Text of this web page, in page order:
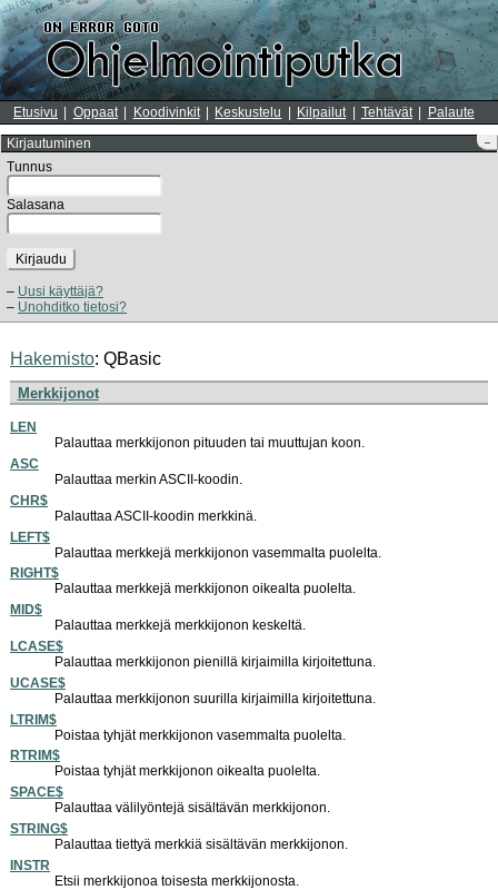
Etusivu Oppaat Koodivinkit Keskustelu Kilpailut Tehtävät Palaute
–
Kirjautuminen
Tunnus
Salasana
Kirjaudu
Uusi käyttäjä?
Unohditko tietosi?
Hakemisto: QBasic
Merkkijonot
LEN
Palauttaa merkkijonon pituuden tai muuttujan koon.
ASC
Palauttaa merkin ASCII-koodin.
CHR$
Palauttaa ASCII-koodin merkkinä.
LEFT$
Palauttaa merkkejä merkkijonon vasemmalta puolelta.
RIGHT$
Palauttaa merkkejä merkkijonon oikealta puolelta.
MID$
Palauttaa merkkejä merkkijonon keskeltä.
LCASE$
Palauttaa merkkijonon pienillä kirjaimilla kirjoitettuna.
UCASE$
Palauttaa merkkijonon suurilla kirjaimilla kirjoitettuna.
LTRIM$
Poistaa tyhjät merkkijonon vasemmalta puolelta.
RTRIM$
Poistaa tyhjät merkkijonon oikealta puolelta.
SPACE$
Palauttaa välilyöntejä sisältävän merkkijonon.
STRING$
Palauttaa tiettyä merkkiä sisältävän merkkijonon.
INSTR
Etsii merkkijonoa toisesta merkkijonosta.